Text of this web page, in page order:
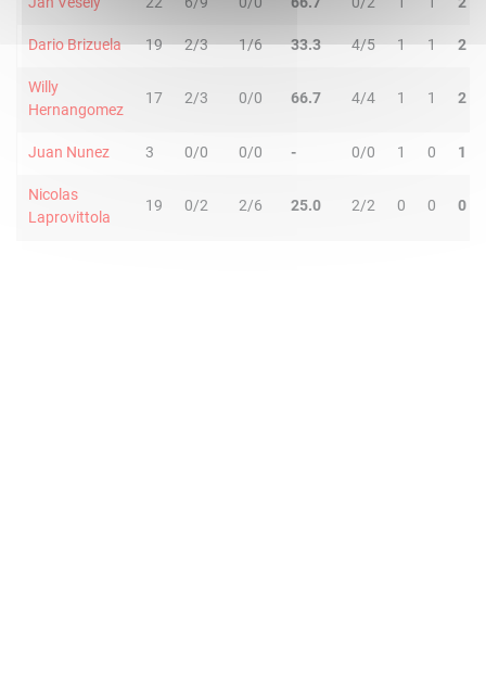
Dario Brizuela 19 2/3 1/6 33.3 4/5 1 1 2
Willy
Hernangomez
17 2/3 0/0 66.7 4/4 1 1 2
Juan Nunez 3 0/0 0/0 - 0/0 1 0 1
Nicolas
Laprovittola
19 0/2 2/6 25.0 2/2 0 0 0